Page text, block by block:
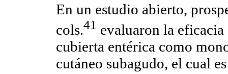
En un estudio abierto,
cols.41 evaluaron la
cubierta entérica como
cutáneo subagudo, el cual